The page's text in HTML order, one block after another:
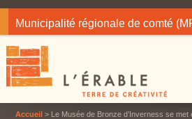
Municipalité régionale de comté
Accueil > Le Musée de Bronze d’Inverness se met